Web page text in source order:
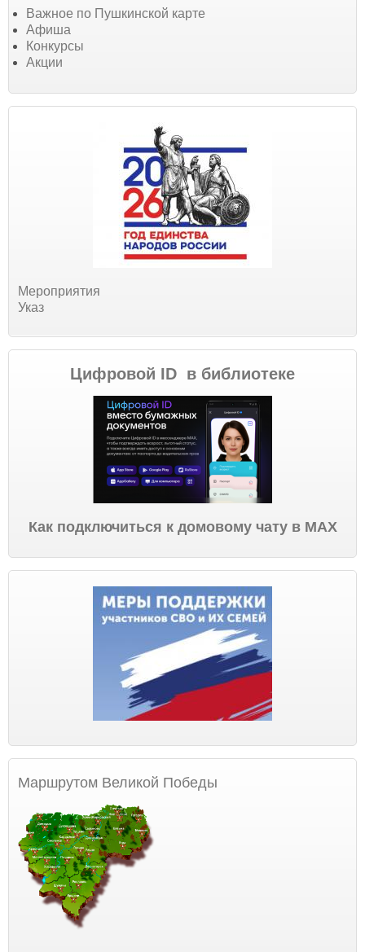
Важное по Пушкинской карте
Афиша
Конкурсы
Акции
Мероприятия
Указ
Цифровой ID в библиотеке
Как подключиться к домовому чату в МАХ
Маршрутом Великой Победы